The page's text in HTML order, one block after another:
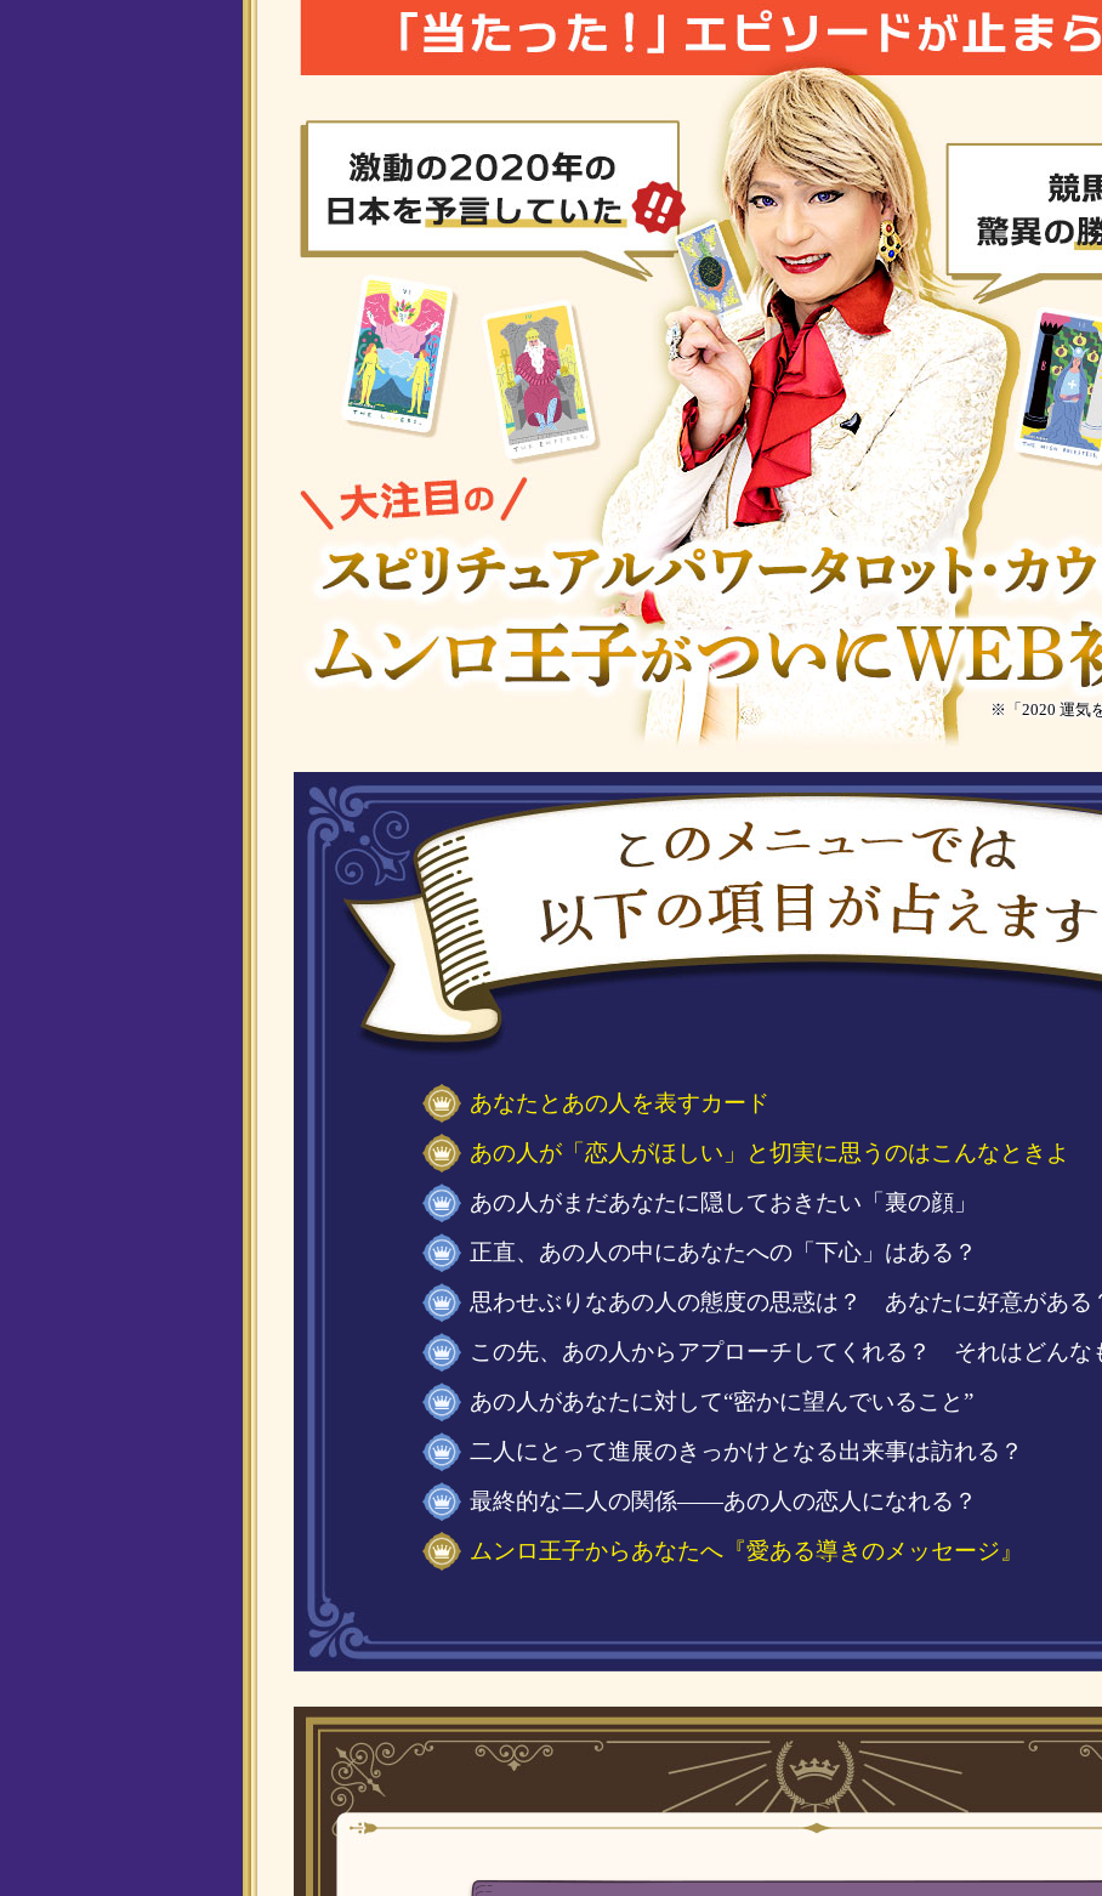
※「2020 運気
あなたとあの人を表すカード
あの人が「恋人がほしい」と切実に思うのはこんなときよ
あの人がまだあなたに隠しておきたい「裏の顔」
正直、あの人の中にあなたへの「下心」はある？
思わせぶりなあの人の態度の思惑は？ あなたに好意がある
この先、あの人からアプローチしてくれる？ それはどんな
あの人があなたに対して“密かに望んでいること”
二人にとって進展のきっかけとなる出来事は訪れる？
最終的な二人の関係――あの人の恋人になれる？
ムンロ王子からあなたへ『愛ある導きのメッセージ』